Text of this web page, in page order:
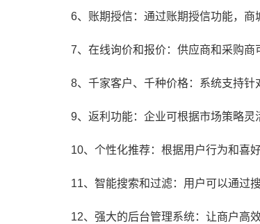
6、账期授信：通过账期授信功能，商
7、在线询价和报价：供应商和采购商
8、千家客户、千种价格：系统支持针
9、返利功能：企业可根据市场策略灵
10、个性化推荐：根据用户行为和喜
11、智能搜索和过滤：用户可以通过
12、强大的后台管理系统：让商户高